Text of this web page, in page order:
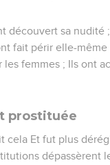
découvert sa nudité
fait périr elle-même
femmes ; Ils ont
prostituée
cela Et fut plus
dépassèrent